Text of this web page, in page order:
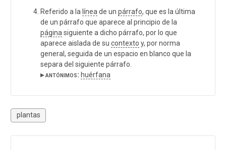
Referido a la línea de un párrafo, que es la última
de un párrafo que aparece al principio de la
página siguiente a dicho párrafo, por lo que
aparece aislada de su contexto y, por norma
general, seguida de un espacio en blanco que la
separa del siguiente párrafo.
▸ antónimos: huérfana
plantas